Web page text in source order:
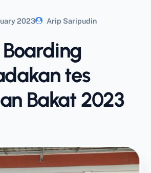
2023 Arip Saripudin
tes
Bakat 2023